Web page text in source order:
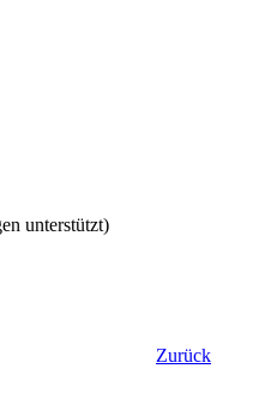
unterstützt)
Zurück